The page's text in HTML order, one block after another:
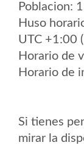
Poblacion:
Huso
UTC +1:00
Horario de
Horario de
Si tienes
mirar la